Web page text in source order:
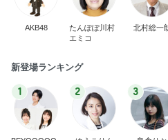
エミコ
北村総一朗
新登場ランキング
1 2 3